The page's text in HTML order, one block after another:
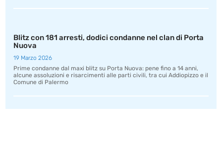
Blitz con 181 arresti, dodici condanne nel clan di Porta
Nuova
19 Marzo 2026
Prime condanne dal maxi blitz su Porta Nuova: pene fino a 14 anni,
alcune assoluzioni e risarcimenti alle parti civili, tra cui Addiopizzo e il
Comune di Palermo